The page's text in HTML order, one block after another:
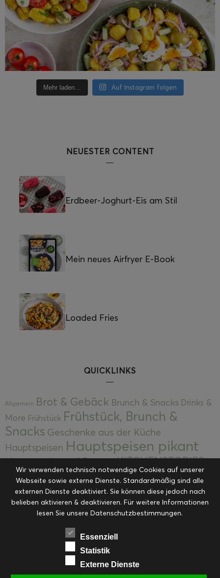
Mehr laden… Auf Instagram folgen
NEUESTER CONTENT
Erdbeer-Joghurt-Eis am Stil
Mein neues Airfryer E-Book
Loaded Fries
QUICKLINKS
Allgemein Brot & Gebäck Brunch & Snacks Drinks &
More Frühstück Frühstück, Brunch &
Snacks Geschenke aus der Küche
Hauptspeisen Hauptspeisen pikant
Hauptspeisen süßKekseKITCHENSTORIES
Kuchen, Torten & Desserts Kuchen und
Desserts Kulinarik Kulinarische Mitbringsel &
Eingemachtes Ohne Kategorie Ostern Resteküche
RezepteSaisonalSliderStartseite
Suppen, Salate & Vorspeisen
Vorspeisen, Salate & Suppen
Weihnachten Workshops & Events
Wir verwenden technisch notwendige Cookies auf unserer
Webseite sowie externe Dienste. Standardmäßig sind alle
externen Dienste deaktiviert. Sie können diese jedoch nach
belieben aktivieren & deaktivieren. Für weitere Informationen
lesen Sie unsere Datenschutzbestimmungen.
Essenziell
Statistik
Externe Dienste